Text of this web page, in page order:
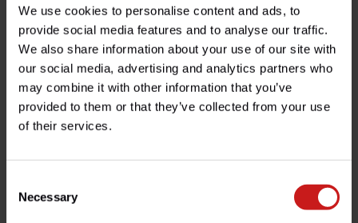
We use cookies to personalise content and ads, to
provide social media features and to analyse our traffic.
We also share information about your use of our site with
our social media, advertising and analytics partners who
may combine it with other information that you’ve
provided to them or that they’ve collected from your use
of their services.
Selection
Necessary
Descripción del producto
Especificaciones
¿Tienes alguna pregunta sobre este producto?
con nuestro servicio de atención al cliente en
ayudarle!